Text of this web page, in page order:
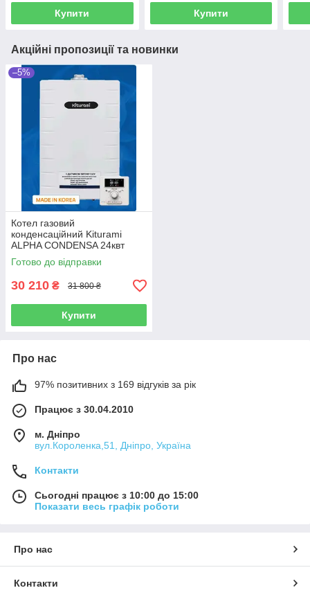
Купити Купити
Акційні пропозиції та новинки
–5%
Котел газовий
конденсаційний Kiturami
ALPHA CONDENSA 24квт
Готово до відправки
30 210 ₴ 31 800 ₴
Купити
Про нас
97% позитивних з 169 відгуків за рік
Працює з 30.04.2010
м. Дніпро
вул.Короленка,51, Дніпро, Україна
Контакти
Сьогодні працює з 10:00 до 15:00
Показати весь графік роботи
Про нас
Контакти